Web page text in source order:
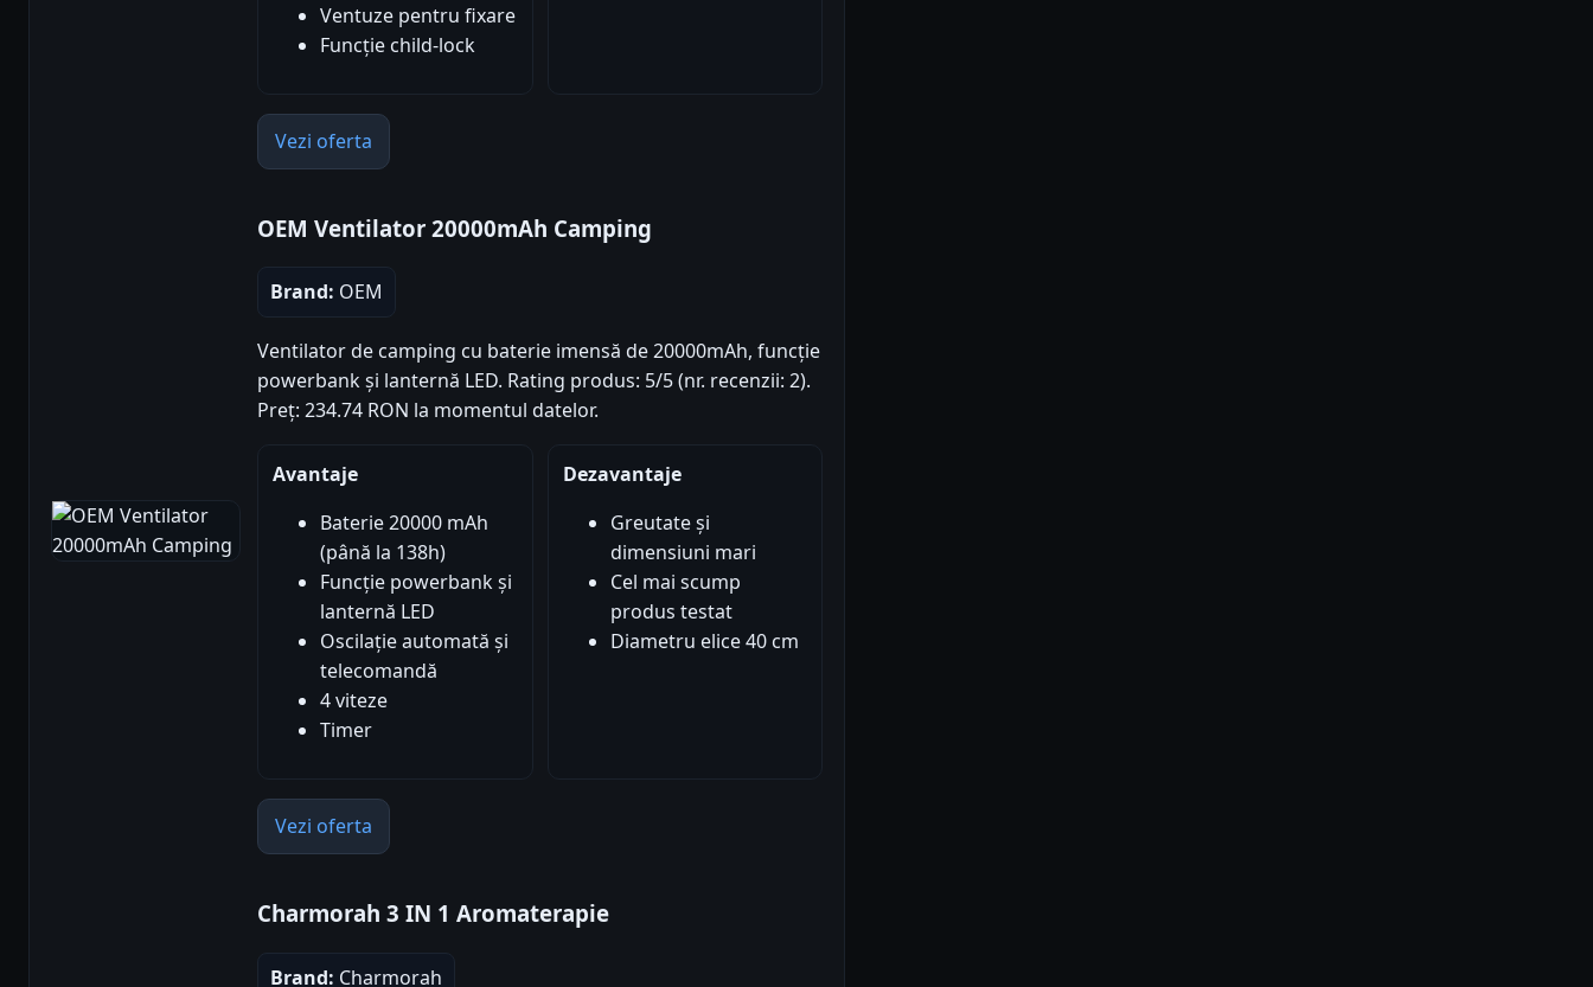
Ventuze pentru fixare
Funcție child-lock
Vezi oferta
OEM Ventilator 20000mAh Camping
Brand: OEM
Ventilator de camping cu baterie imensă de 20000mAh, funcție
powerbank și lanternă LED. Rating produs: 5/5 (nr. recenzii: 2).
Preț: 234.74 RON la momentul datelor.
Avantaje
Baterie 20000 mAh
(până la 138h)
Funcție powerbank și
lanternă LED
Oscilație automată și
telecomandă
4 viteze
Timer
Dezavantaje
Greutate și
dimensiuni mari
Cel mai scump
produs testat
Diametru elice 40 cm
Vezi oferta
Charmorah 3 IN 1 Aromaterapie
Brand: Charmorah